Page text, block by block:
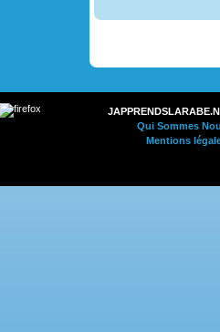
Qui Sommes
Mentions